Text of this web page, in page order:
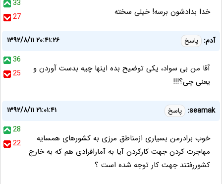
33
27
خدا بدادشون برسه! خیلی سخته
آدم: پاسخ
۱۳۹۲/۸/۱۱ ۲۰:۴۱:۲۶
36
25
آقا من بی سواد، یکی توضیح بده اینها چیه بدست آوردن و
یعنی چی؟!!!
seamak: پاسخ
۱۳۹۲/۸/۱۱ ۲۱:۰۱:۴۱
28
22
خوب برادرمن بسیاری ازمناطق مرزی به کشورهای همسایه
مهاجرت کردن جهت کارکردن آیا به آمارافرادی هم که به خارج
کشوررفتند جهت کار توجه شده است ؟